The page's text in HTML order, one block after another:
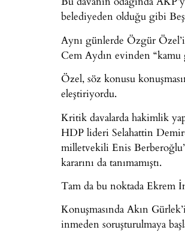
belediyeden olduğu gibi
Aynı günlerde Özgür
Cem Aydın evinden “kamu
Özel, söz konusu
eleştiriyordu.
Kritik davalarda hakimlik
HDP lideri Selahattin
milletvekili Enis
kararını da tanımamıştı.
Tam da bu noktada Ekrem
Konuşmasında Akın
inmeden soruşturulmaya